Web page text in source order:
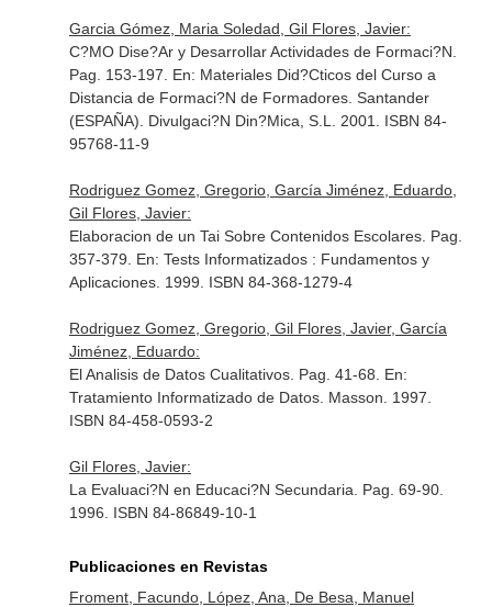
Garcia Gómez, Maria Soledad, Gil Flores, Javier:
C?MO Dise?Ar y Desarrollar Actividades de Formaci?N.
Pag. 153-197. En: Materiales Did?Cticos del Curso a
Distancia de Formaci?N de Formadores. Santander
(ESPAÑA). Divulgaci?N Din?Mica, S.L. 2001. ISBN 84-
95768-11-9
Rodriguez Gomez, Gregorio, García Jiménez, Eduardo,
Gil Flores, Javier:
Elaboracion de un Tai Sobre Contenidos Escolares. Pag.
357-379. En: Tests Informatizados : Fundamentos y
Aplicaciones. 1999. ISBN 84-368-1279-4
Rodriguez Gomez, Gregorio, Gil Flores, Javier, García
Jiménez, Eduardo:
El Analisis de Datos Cualitativos. Pag. 41-68. En:
Tratamiento Informatizado de Datos. Masson. 1997.
ISBN 84-458-0593-2
Gil Flores, Javier:
La Evaluaci?N en Educaci?N Secundaria. Pag. 69-90.
1996. ISBN 84-86849-10-1
Publicaciones en Revistas
Froment, Facundo, López, Ana, De Besa, Manuel